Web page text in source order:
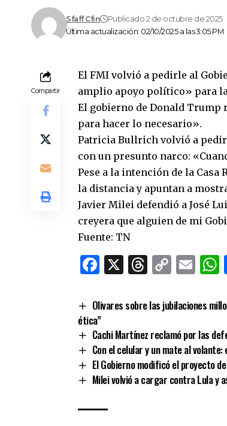
Última actualización: 02/10/2025 a las 3:05 PM
Sfaff Cfin Publicado 2 de octubre de 2025
Compartir
El FMI volvió a pedirle al
amplio apoyo político» para
El gobierno de Donald Trump
para hacer lo necesario».
Patricia Bullrich volvió a
con un presunto narco:
Pese a la intención de la
la distancia y apuntan a
Javier Milei defendió a José
creyera que alguien de mi
Fuente: TN
Facebook
X Threads
Copy
Olivares sobre las jubilaciones
ética”
Cachi Martínez reclamó por las
Con el celular y un mate al
El Gobierno modificó el proyecto
Milei volvió a cargar contra Lula y